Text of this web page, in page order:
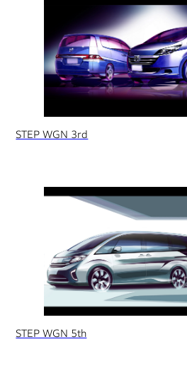
STEP WGN 3rd
STEP WGN 5th